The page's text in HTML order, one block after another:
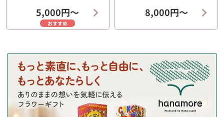
5,000円〜
おすすめ
8,000円〜